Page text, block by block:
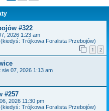
#322
2026 1:23 am
Trójkowa Foralista Przebojów)
1 2
sie 07, 2026 1:13 am
#257
2026 11:30 pm
Trójkowa Foralista Przebojów)